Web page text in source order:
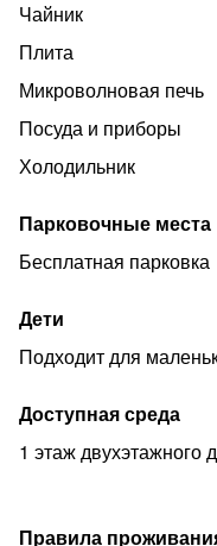
месяца (УТОЧНЯЙТЕ) !
Все брони по
бронирования,
Добро пожаловать!
Чайник
Плита
Микроволновая печь
Посуда и приборы
Холодильник
Парковочные места
Бесплатная парковка
Дети
Подходит для
Доступная среда
1 этаж двухэтажного
Правила